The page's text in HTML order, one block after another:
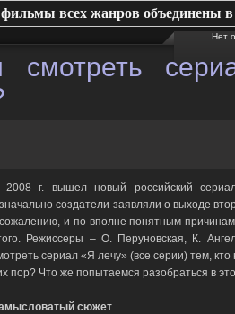
всех жанров объединены в
Нет
2008 г. вышел новый российский
создатели заявляли о выходе
и по вполне понятным
Режиссеры – О. Перуновская, К.
сериал «Я лечу» (все серии) тем, кто
пор? Что же попытаемся разобраться в
сюжет